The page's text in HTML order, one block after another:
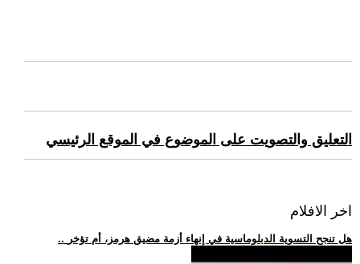
التعليق والتصويت على الموضوع في الموقع الرئيسي
اخر الافلام
.. هل تنجح التسوية الدبلوماسية في إنهاء أزمة مضيق هرمز، أم تؤخر